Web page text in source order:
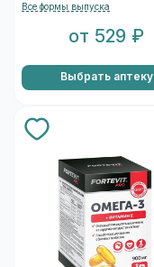
Все формы выпуска
от 529 ₽
Выбрать аптеку